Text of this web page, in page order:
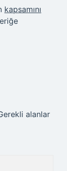
kapsamını
alanlar